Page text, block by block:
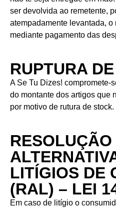
ser devolvida ao remetente,
atempadamente levantada, o
mediante pagamento das
RUPTURA
A Se Tu Dizes! compromete-
do montante dos artigos que
por motivo de rutura de stock.
RESOLUÇÃO
LITÍGIOS DE
(RAL) – LEI
Em caso de litígio o